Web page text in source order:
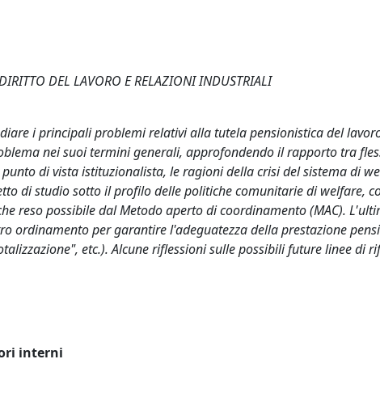
DEL LAVORO E RELAZIONI INDUSTRIALI
i principali problemi relativi alla tutela pensionistica del
nei suoi termini generali, approfondendo il rapporto tra
di vista istituzionalista, le ragioni della crisi del sistema di
di studio sotto il profilo delle politiche comunitarie di welfare,
reso possibile dal Metodo aperto di coordinamento (MAC).
ordinamento per garantire l'adeguatezza della prestazione
etc.). Alcune riflessioni sulle possibili future linee di
interni